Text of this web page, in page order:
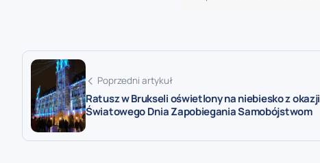
Poprzedni artykuł
Ratusz w Brukseli oświetlony na niebiesko z okazji
Światowego Dnia Zapobiegania Samobójstwom